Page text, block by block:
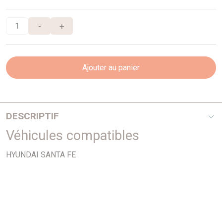
- +
Ajouter au panier
DESCRIPTIF
294mm - 26mm - Pour roues 16"
Véhicules compatibles
HYUNDAI SANTA FE